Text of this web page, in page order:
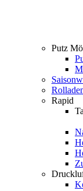
Putz
Rapid